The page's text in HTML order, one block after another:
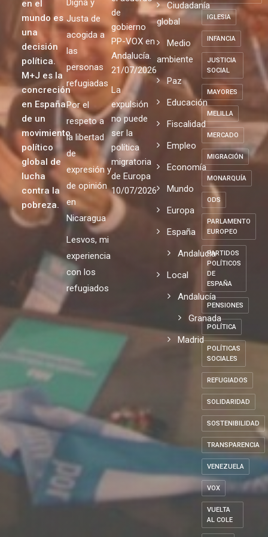
en el
mundo es
una
decisión
política.
M+J es la
concreción
en España
de un
movimiento
político
global de
lucha
contra la
pobreza.
Digna y
Justa de
acogida a
las
personas
refugiadas
Por el
respeto a
la libertad
de
expresión y
de opinión
en
Nicaragua
Lesvos, mi
experiencia
con los
refugiados
de
gobierno
PP-VOX en
Andalucía.
21/07/2026
La
expulsión
no puede
ser la
política
migratoria
de Europa
10/07/2026
Ciudadanía
global
Medio
ambiente
Paz
Educación
Fiscalidad
Empleo
Economía
Mundo
Europa
España
Andalucia
Local
Andalucía
Granada
Madrid
IGLESIA
INFANCIA
JUSTICIA
SOCIAL
MAYORES
MELILLA
MERCADO
MIGRACIÓN
MONARQUÍA
ODS
PARLAMENTO
EUROPEO
PARTIDOS
POLÍTICOS
DE
ESPAÑA
PENSIONES
POLÍTICA
POLÍTICAS
SOCIALES
REFUGIADOS
SOLIDARIDAD
SOSTENIBILIDAD
TRANSPARENCIA
VENEZUELA
VOX
VUELTA
AL COLE